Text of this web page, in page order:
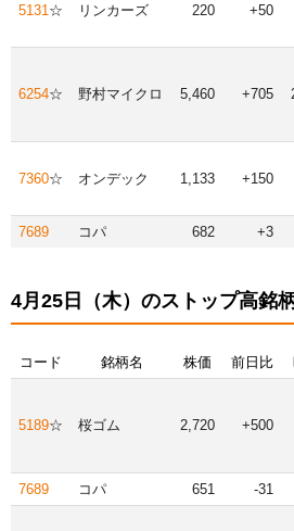
5131 ☆ リンカーズ 220 +50
6254☆ 野村マイクロ 5,460 +705
7360☆ オンデック 1,133 +150
7689
コパ 682 +3
4月25日（木）のストップ高銘
コード 銘柄名 株価 前日比
5189☆ 桜ゴム 2,720 +500
7689
コパ 651 -31